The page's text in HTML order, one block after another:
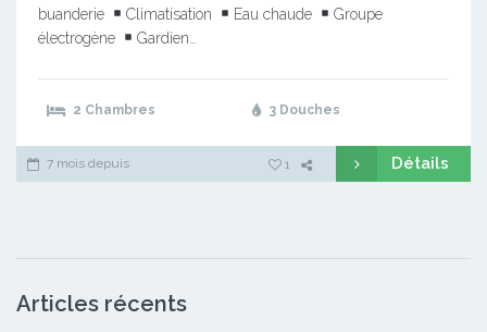
buanderie
Climatisation Eau chaude
Groupe
électrogène
Gardien…
2 Chambres 3 Douches
7 mois depuis 1 Détails
Articles récents